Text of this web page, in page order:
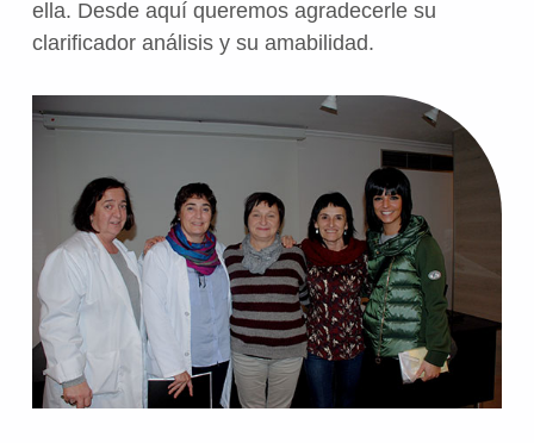
ella. Desde aquí queremos agradecerle su
clarificador análisis y su amabilidad.